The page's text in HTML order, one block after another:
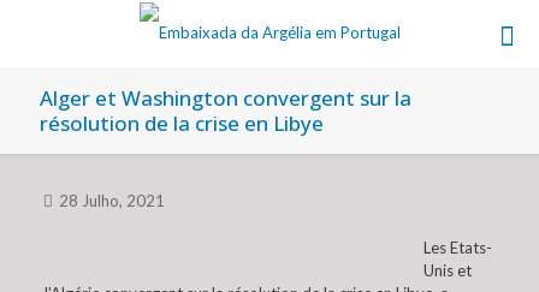
Alger et Washington convergent sur la
résolution de la crise en Libye
28 Julho, 2021
Les Etats-
Unis et